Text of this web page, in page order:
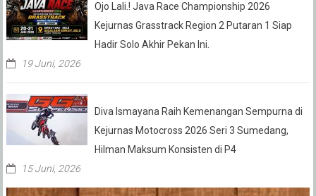
Ojo Lali.! Java Race Championship 2026
Kejurnas Grasstrack Region 2 Putaran 1 Siap
Hadir Solo Akhir Pekan Ini.
19 Juni, 2026
Diva Ismayana Raih Kemenangan Sempurna di
Kejurnas Motocross 2026 Seri 3 Sumedang,
Hilman Maksum Konsisten di P4
15 Juni, 2026